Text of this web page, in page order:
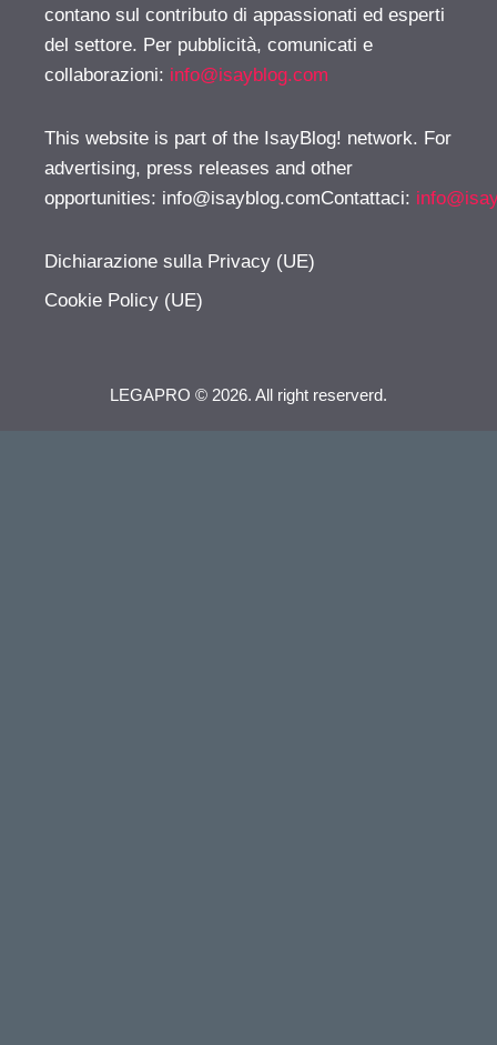
contano sul contributo di appassionati ed esperti
del settore. Per pubblicità, comunicati e
collaborazioni: info@isayblog.com
This website is part of the IsayBlog! network. For
advertising, press releases and other
opportunities: info@isayblog.comContattaci:
Dichiarazione sulla Privacy (UE)
Cookie Policy (UE)
LEGAPRO © 2026. All right reserverd.